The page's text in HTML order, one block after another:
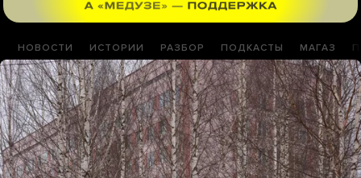
НОВОСТИ ИСТОРИИ РАЗБОР ПОДКАСТЫ МАГАЗ